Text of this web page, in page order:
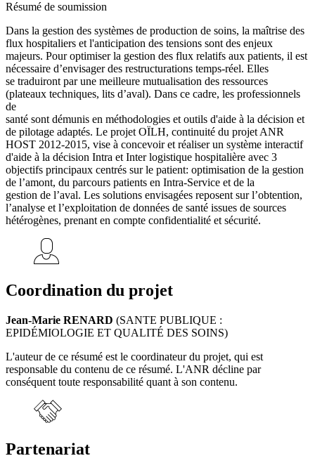
Résumé de soumission
Dans la gestion des systèmes de production de soins, la maîtrise des
flux hospitaliers et l'anticipation des tensions sont des enjeux
majeurs. Pour optimiser la gestion des flux relatifs aux patients, il est
nécessaire d’envisager des restructurations temps-réel. Elles
se traduiront par une meilleure mutualisation des ressources
(plateaux techniques, lits d’aval). Dans ce cadre, les professionnels
de
santé sont démunis en méthodologies et outils d'aide à la décision et
de pilotage adaptés. Le projet OÏLH, continuité du projet ANR
HOST 2012-2015, vise à concevoir et réaliser un système interactif
d'aide à la décision Intra et Inter logistique hospitalière avec 3
objectifs principaux centrés sur le patient: optimisation de la gestion
de l’amont, du parcours patients en Intra-Service et de la
gestion de l’aval. Les solutions envisagées reposent sur l’obtention,
l’analyse et l’exploitation de données de santé issues de sources
hétérogènes, prenant en compte confidentialité et sécurité.
Coordination du projet
Jean-Marie RENARD (SANTE PUBLIQUE :
EPIDÉMIOLOGIE ET QUALITÉ DES SOINS)
L'auteur de ce résumé est le coordinateur du projet, qui est
responsable du contenu de ce résumé. L'ANR décline par
conséquent toute responsabilité quant à son contenu.
Partenariat